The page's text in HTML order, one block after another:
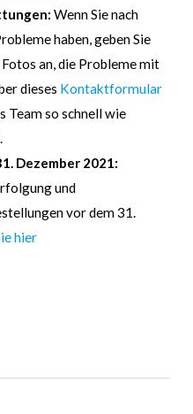
Wenn Sie nach
haben, geben Sie
an, die Probleme mit
dieses Kontaktformular
Team so schnell wie
Dezember 2021:
und
vor dem 31.
hier